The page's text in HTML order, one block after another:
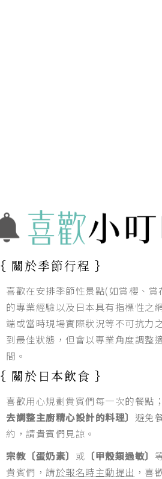
｛ 關於季節行程 ｝
喜歡在安排季節性景點(如賞櫻、
的專業經驗以及日本具有指標性之
端或當時現場實際狀況等不可抗力
到最佳狀態，但會以專業角度調整
間。
｛ 關於日本飲食 ｝
喜歡用心規劃貴賓們每一次的餐點
去調整主廚精心設計的料理〕 避免
約，請貴賓們見諒。
宗教〔蛋奶素〕 或 〔甲殼類過敏〕
貴賓們，請於報名時主動提出 ，喜